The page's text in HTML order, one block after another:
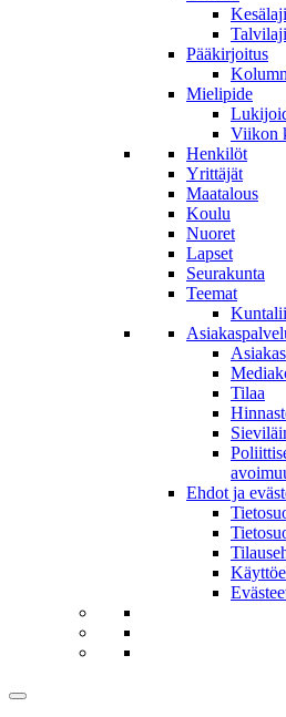
Pääkirjoitus
Mielipide
Viikon
Henkilöt
Yrittäjät
Maatalous
Koulu
Nuoret
Lapset
Seurakunta
Teemat
Tilaa
Ehdot ja